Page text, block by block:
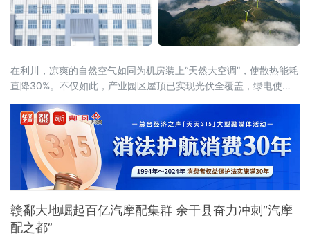
在利川，凉爽的自然空气如同为机房装上“天然大空调”，使散热能耗
直降30%。不仅如此，产业园区屋顶已实现光伏全覆盖，绿电使用
着100%清洁供能的目标迈进。
赣鄱大地崛起百亿汽摩配集群 余干县奋力冲刺“汽摩
配之都”